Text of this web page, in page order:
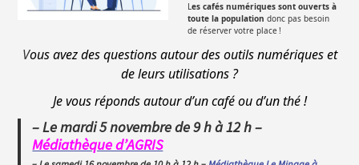
Les cafés numériques sont ouverts à
toute la population donc pas besoin
de réserver votre place !
Vous avez des questions autour des outils numériques et
de leurs utilisations ?
Je vous réponds autour d’un café ou d’un thé !
– Le mardi 5 novembre de 9 h à 12 h –
Médiathèque d’AGRIS